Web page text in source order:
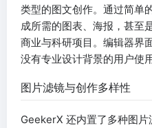
类型的图文创作。通过简单
成所需的图表、海报，甚至
商业与科研项目。编辑器界
没有专业设计背景的用户使用
图片滤镜与创作多样性
GeekerX 还内置了多种图